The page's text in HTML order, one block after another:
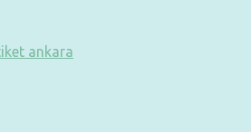
ankara